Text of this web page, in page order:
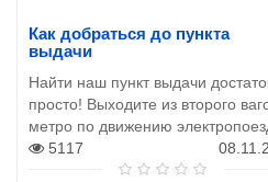
Как добраться до пункта
выдачи
Найти наш пункт выдачи
просто! Выходите из второго
метро по движению
5117